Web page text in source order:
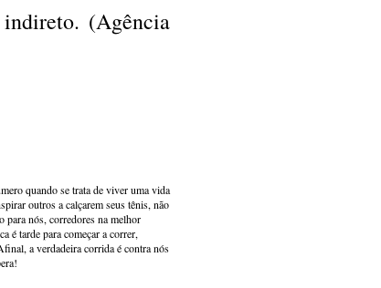
(Agência
quando se trata de viver uma vida
outros a calçarem seus tênis, não
para nós, corredores na melhor
é tarde para começar a correr,
a verdadeira corrida é contra nós